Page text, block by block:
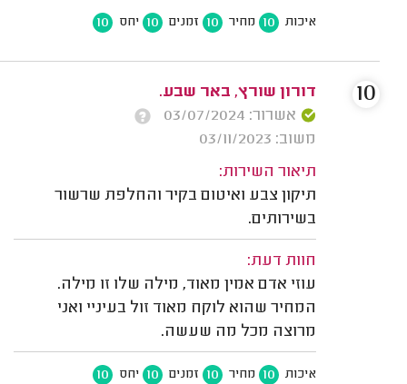
איכות 10 מחיר 10 זמנים 10 יחס 10
דורון שורץ, באר שבע.
אשרור: 03/07/2024
משוב: 03/11/2023
תיאור השירות:
תיקון צבע ואיטום בקיר והחלפת שרשור
בשירותים.
חוות דעת:
עוזי אדם אמין מאוד, מילה שלו זו מילה.
המחיר שהוא לוקח מאוד זול בעיניי ואני
מרוצה מכל מה שעשה.
איכות 10 מחיר 10 זמנים 10 יחס 10
10